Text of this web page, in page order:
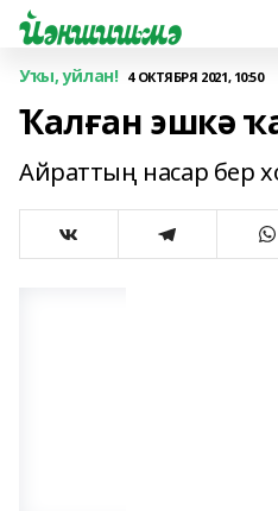
Уҡы, уйлан! 4 ОКТЯБРЯ 2021, 10:50
Ҡалған эшкә
Айраттың насар бер